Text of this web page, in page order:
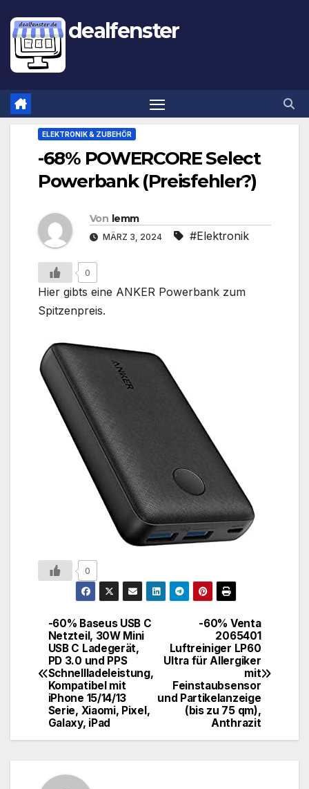
dealfenster
ELEKTRONIK & ZUBEHÖR
-68% POWERCORE Select
Powerbank (Preisfehler?)
Von lemm
MÄRZ 3, 2024 #Elektronik
0
Hier gibts eine ANKER Powerbank zum
Spitzenpreis.
0
-60% Venta
2065401
Luftreiniger LP60
Ultra für Allergiker
mit
Feinstaubsensor
und Partikelanzeige
(bis zu 75 qm),
Anthrazit
-60% Baseus USB C
Netzteil, 30W Mini
USB C Ladegerät,
PD 3.0 und PPS
Schnellladeleistung,
Kompatibel mit
iPhone 15/14/13
Serie, Xiaomi, Pixel,
Galaxy, iPad